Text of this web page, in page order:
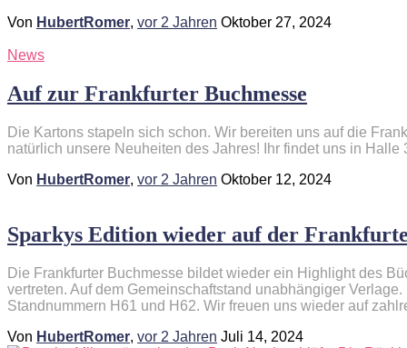
Von HubertRomer, vor 2 Jahren Oktober 27, 2024
News
Auf zur Frankfurter Buchmesse
Die Kartons stapeln sich schon. Wir bereiten uns auf die
natürlich unsere Neuheiten des Jahres! Ihr findet uns in Halle
Von HubertRomer, vor 2 Jahren Oktober 12, 2024
Sparkys Edition wieder auf der
Die Frankfurter Buchmesse bildet wieder ein Highlight des
vertreten. Auf dem Gemeinschaftstand unabhängiger
Standnummern H61 und H62. Wir freuen uns wieder auf
Von HubertRomer, vor 2 Jahren Juli 14, 2024